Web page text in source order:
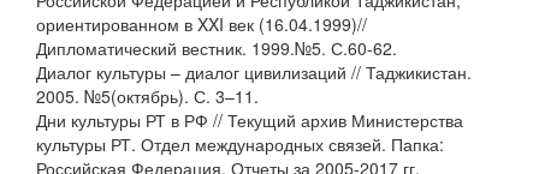
ориентированном в XXI век (16.04.1999)//
Дипломатический вестник. 1999.№5. С.60-62.
Диалог культуры – диалог цивилизаций // Таджикистан.
2005. №5(октябрь). С. 3–11.
Дни культуры РТ в РФ // Текущий архив Министерства
культуры РТ. Отдел международных связей. Папка:
Российская Федерация. Отчеты за 2005-2017 гг.